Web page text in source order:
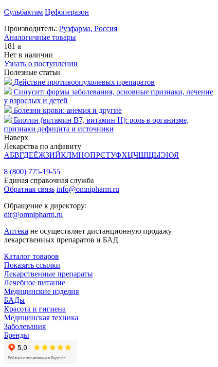
Сульбактам Цефоперазон
Производитель: Рузфарма, Россия
Аналогичные товары
181 a
Нет в наличии
Узнать о поступлении
Полезные статьи
Действие противоопухолевых препаратов
Синусит: формы заболевания, основные признаки, лечение
у взрослых и детей
Болезни крови: анемия и другие
Биотин (витамин B7, витамин H): роль в организме,
признаки дефицита и источники
Наверх
Лекарства по алфавиту
АБВГДЕЁЖЗИЙКЛМНОПРСТУФХЦЧШЩЫЭЮЯ
8 (800) 775-19-55
Единая справочная служба
Обратная связь info@omnipharm.ru
Обращение к директору:
dir@omnipharm.ru
Аптека не осуществляет дистанционную продажу
лекарственных препаратов и БАД
Каталог товаров
Показать ссылки
Лекарственные препараты
Лечебное питание
Медицинские изделия
БАДы
Красота и гигиена
Медицинская техника
Заболевания
Бренды